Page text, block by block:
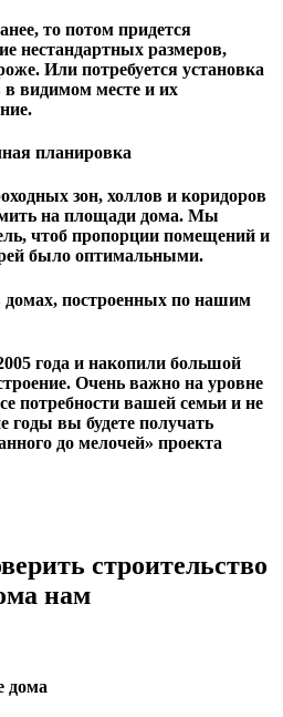
то потом придется
нестандартных размеров,
Или потребуется установка
видимом месте и их
планировка
зон, холлов и коридоров
на площади дома. Мы
чтоб пропорции помещений и
было оптимальными.
домах, построенных по нашим
года и накопили большой
Очень важно на уровне
потребности вашей семьи и не
годы вы будете получать
до мелочей» проекта
строительство
нам
дома